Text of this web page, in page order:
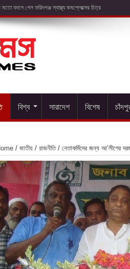
বিশ্ব সারাদেশ বিশেষ
/ জাতীয় / রাজনীতি / নেতাকর্মিদের জন্য আ’লীগের